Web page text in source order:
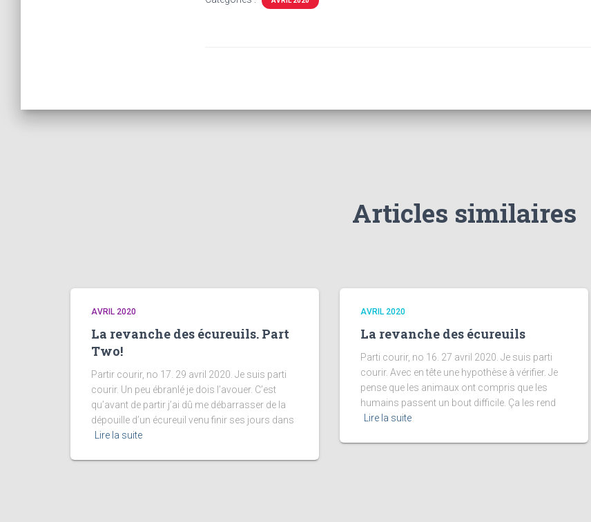
Articles similaires
AVRIL 2020
La revanche des écureuils. Part
Two!
Partir courir, no 17. 29 avril 2020. Je suis parti
courir. Un peu ébranlé je dois l’avouer. C’est
qu’avant de partir j’ai dû me débarrasser de la
dépouille d’un écureuil venu finir ses jours dans
Lire la suite
AVRIL 2020
La revanche des écureuils
Parti courir, no 16. 27 avril 2020. Je suis parti
courir. Avec en tête une hypothèse à vérifier. Je
pense que les animaux ont compris que les
humains passent un bout difficile. Ça les rend
Lire la suite